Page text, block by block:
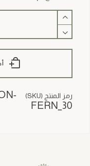
كمية
Outdoor
Boston
Fern
رمز المنتج (SKU)
FERN_30